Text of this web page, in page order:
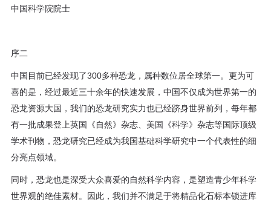
中国科学院院士
序二
中国目前已经发现了300多种恐龙，属种数位居全球第一。更为可
喜的是，经过最近三十余年的快速发展，中国不仅成为世界第一的
恐龙资源大国，我们的恐龙研究实力也已经跻身世界前列，每年都
有一批成果登上英国《自然》杂志、美国《科学》杂志等国际顶级
学术刊物，恐龙研究已经成为我国基础科学研究中一个代表性的细
分亮点领域。
同时，恐龙也是深受大众喜爱的自然科学内容，是塑造青少年科学
世界观的绝佳素材。因此，我们并不满足于将精品化石标本锁进库